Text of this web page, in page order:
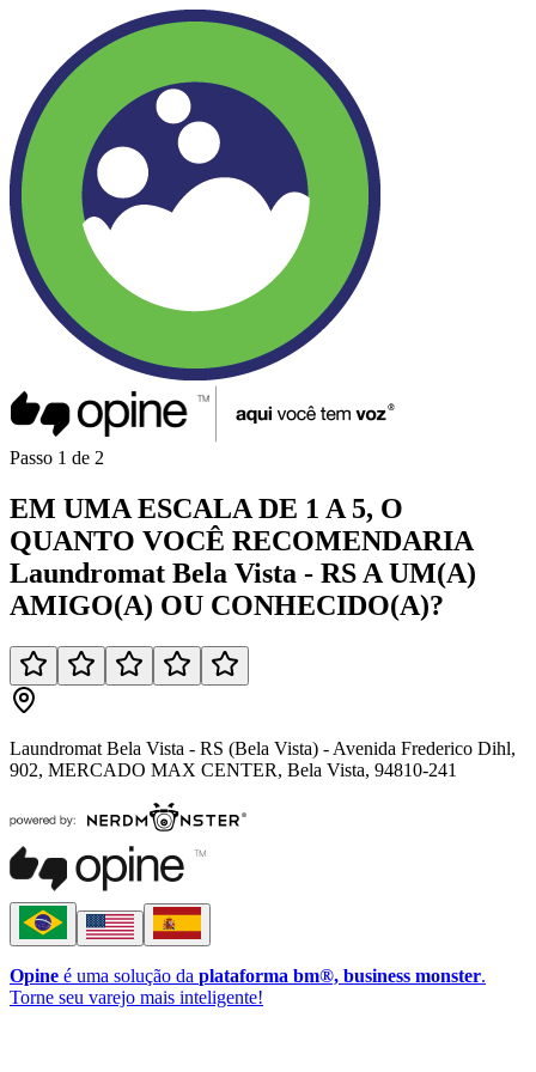
Passo 1 de 2
EM UMA ESCALA DE 1 A 5, O
QUANTO VOCÊ RECOMENDARIA
Laundromat Bela Vista - RS A UM(A)
AMIGO(A) OU CONHECIDO(A)?
Laundromat Bela Vista - RS (Bela Vista) - Avenida Frederico Dihl,
902, MERCADO MAX CENTER, Bela Vista, 94810-241
Opine é uma solução da plataforma bm®, business monster.
Torne seu varejo mais inteligente!